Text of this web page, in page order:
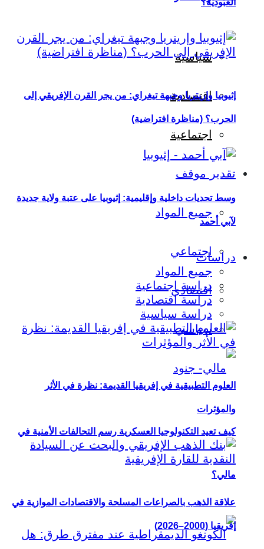
سياسية
اقتصادية
اجتماعية
تقدير موقف
جميع المواد
اجتماعي
اقتصادي
سياسي
كيف تعيد التكنولوجيا العسكرية رسم التحالفات الأمنية في
مالي؟
العبودية؟
إثيوبيا وإريتريا وجبهة تيغراي: من يجر القرن الإفريقي إلى
الحرب؟ (مناظرة افتراضية)
وسط تحديات داخلية وإقليمية: إثيوبيا على عتبة ولاية جديدة
لآبي أحمد
دراسات
جميع المواد
دراسة اجتماعية
دراسة اقتصادية
دراسة سياسية
العلوم التطبيقية في إفريقيا القديمة: نظرة في الأثر
والمؤثرات
علاقة الذهب بالصراعات المسلحة والاقتصادات الموازية في
إفريقيا (2000–2026)